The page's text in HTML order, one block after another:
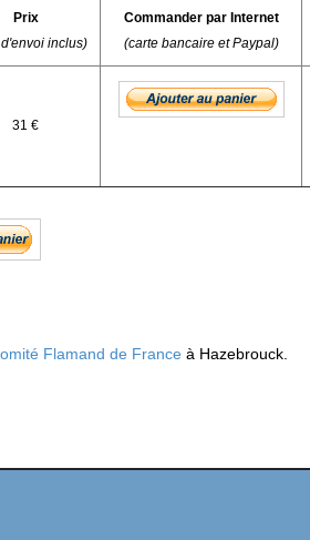
Prix
inclus)
Commander par Internet
(carte bancaire et Paypal)
31 €
Flamand de France à Hazebrouck.